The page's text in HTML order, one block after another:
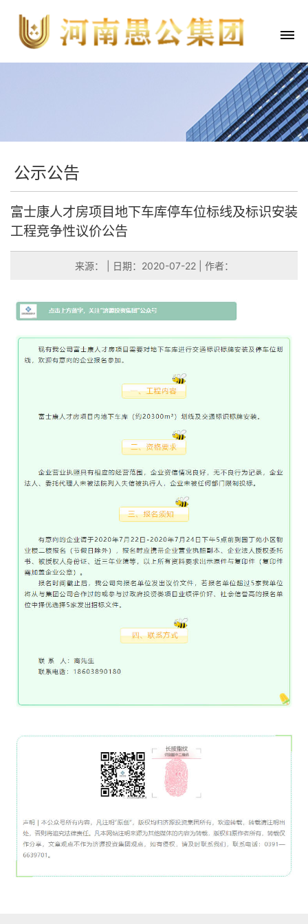
公示公告
富士康人才房项目地下车库停车位标线及标识安装
工程竞争性议价公告
来源： 日期：2020-07-22| 作者：